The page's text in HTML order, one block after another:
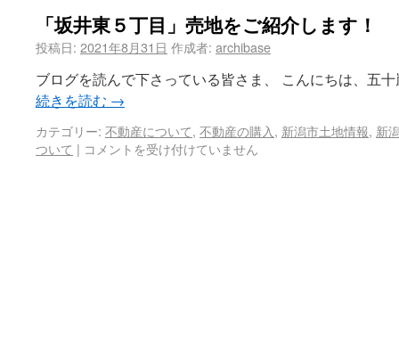
「坂井東５丁目」売地をご紹介します！
投稿日: 2021年8月31日 作成者: archibase
ブログを読んで下さっている皆さま、 こんにちは、五
続きを読む →
カテゴリー: 不動産について, 不動産の購入, 新潟市土地情報, 新
ついて | コメントを受け付けていません